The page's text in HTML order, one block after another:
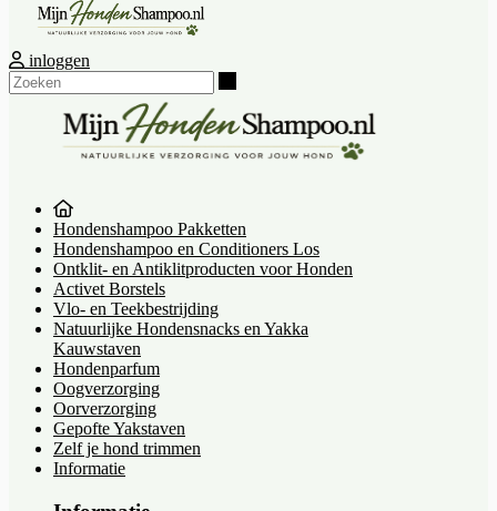
inloggen
Hondenshampoo Pakketten
Hondenshampoo en Conditioners Los
Ontklit- en Antiklitproducten voor Honden
Activet Borstels
Vlo- en Teekbestrijding
Natuurlijke Hondensnacks en Yakka
Kauwstaven
Hondenparfum
Oogverzorging
Oorverzorging
Gepofte Yakstaven
Zelf je hond trimmen
Informatie